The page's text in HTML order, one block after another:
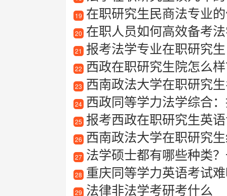
19 在职研究生民商法专业
20 在职人员如何高效备考
21 报考法学专业在职研究生
22 西政在职研究生院怎么
23 西南政法大学在职研究
24 西政同等学力法学综合
25 报考西政在职研究生英语专
26 西南政法大学在职研究
27 法学硕士都有哪些种类
28 重庆同等学力英语考试
29 法律非法学考研考什么